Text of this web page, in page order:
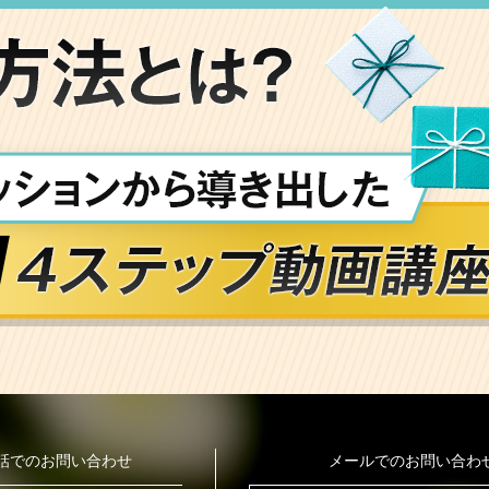
でのお問い合わせ メールでのお問い合わ